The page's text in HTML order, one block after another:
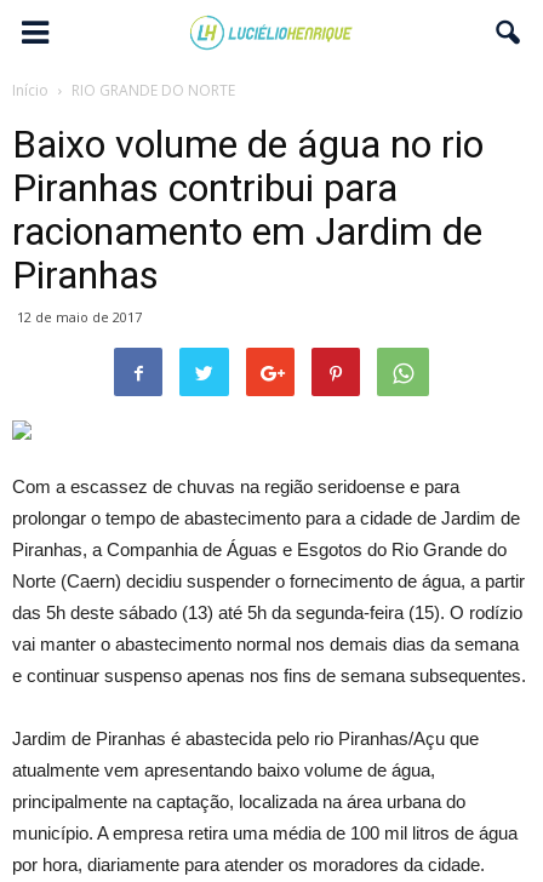
Início RIO GRANDE DO NORTE
Baixo volume de água no rio
Piranhas contribui para
racionamento em Jardim de
Piranhas
12 de maio de 2017
Com a escassez de chuvas na região seridoense e para
prolongar o tempo de abastecimento para a cidade de Jardim de
Piranhas, a Companhia de Águas e Esgotos do Rio Grande do
Norte (Caern) decidiu suspender o fornecimento de água, a partir
das 5h deste sábado (13) até 5h da segunda-feira (15). O rodízio
vai manter o abastecimento normal nos demais dias da semana
e continuar suspenso apenas nos fins de semana subsequentes.
Jardim de Piranhas é abastecida pelo rio Piranhas/Açu que
atualmente vem apresentando baixo volume de água,
principalmente na captação, localizada na área urbana do
município. A empresa retira uma média de 100 mil litros de água
por hora, diariamente para atender os moradores da cidade.